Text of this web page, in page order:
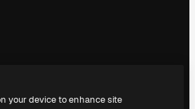
your device to enhance site